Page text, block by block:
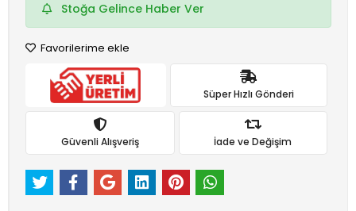
Stoğa Gelince Haber Ver
Favorilerime ekle
Süper Hızlı Gönderi
Güvenli Alışveriş İade ve Değişim